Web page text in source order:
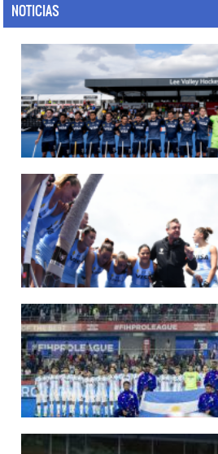
NOTICIAS
14/07/2026
MUNDIAL 2026: LOS LEONES CONVOCADOS POR
Del 15 al 30 de agosto disputarán el Mundial en
LEER MÁS
09/07/2026
MUNDIAL 2026: LAS LEONAS CONVOCADAS POR
Del 15 al 30 de agosto disputarán el Mundial 2026
LEER MÁS
29/05/2026
LOS LEONES CONVOCADOS PARA LA VENTANA